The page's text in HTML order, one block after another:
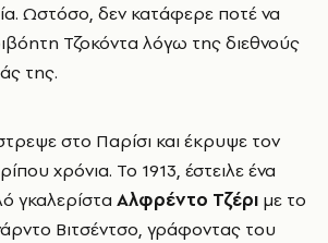
Ωστόσο, δεν κατάφερε ποτέ να
Τζοκόντα λόγω της διεθνούς
της.
στο Παρίσι και έκρυψε τον
χρόνια. Το 1913, έστειλε ένα
γκαλερίστα Αλφρέντο Τζέρι με το
Βιτσέντσο, γράφοντας του